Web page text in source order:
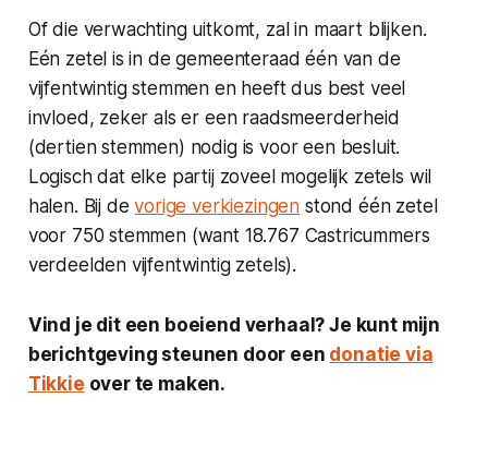
Of die verwachting uitkomt, zal in maart blijken.
Eén zetel is in de gemeenteraad één van de
vijfentwintig stemmen en heeft dus best veel
invloed, zeker als er een raadsmeerderheid
(dertien stemmen) nodig is voor een besluit.
Logisch dat elke partij zoveel mogelijk zetels wil
halen. Bij devorige verkiezingen stond één zetel
voor 750 stemmen (want 18.767 Castricummers
verdeelden vijfentwintig zetels).
Vind je dit een boeiend verhaal? Je kunt mijn
berichtgeving steunen door een donatie via
Tikkie over te maken.